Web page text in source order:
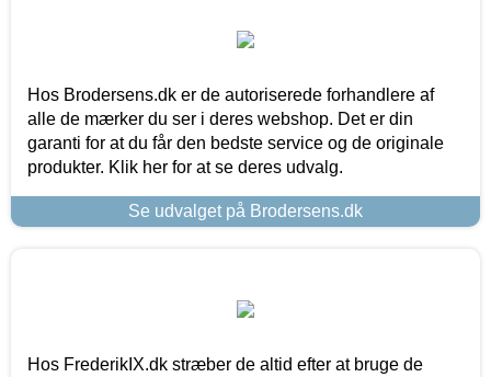
Hos Brodersens.dk er de autoriserede forhandlere af
alle de mærker du ser i deres webshop. Det er din
garanti for at du får den bedste service og de originale
produkter. Klik her for at se deres udvalg.
Se udvalget på Brodersens.dk
Hos FrederikIX.dk stræber de altid efter at bruge de